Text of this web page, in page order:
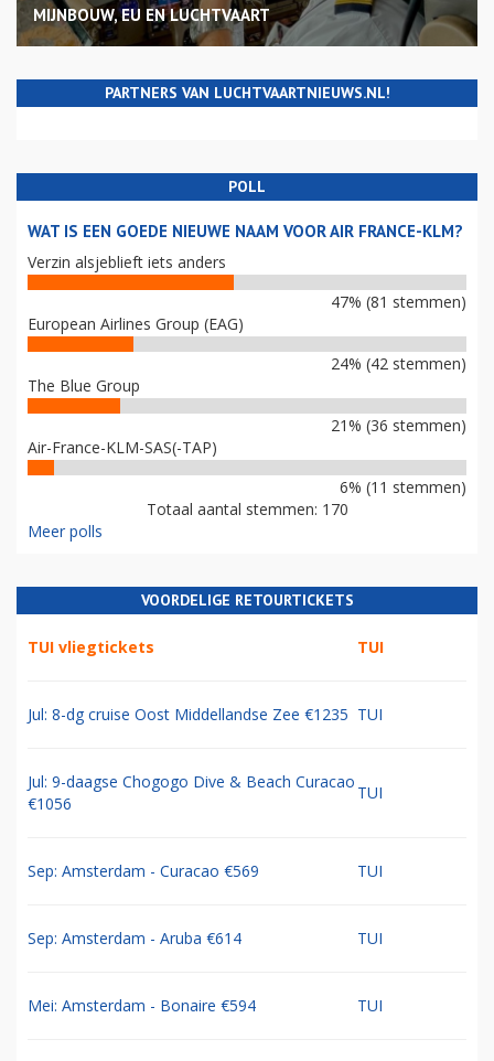
MIJNBOUW, EU EN LUCHTVAART
PARTNERS VAN LUCHTVAARTNIEUWS.NL!
POLL
WAT IS EEN GOEDE NIEUWE NAAM VOOR AIR FRANCE-KLM?
Verzin alsjeblieft iets anders
47% (81 stemmen)
European Airlines Group (EAG)
24% (42 stemmen)
The Blue Group
21% (36 stemmen)
Air-France-KLM-SAS(-TAP)
6% (11 stemmen)
Totaal aantal stemmen: 170
Meer polls
VOORDELIGE RETOURTICKETS
TUI vliegtickets TUI
Jul: 8-dg cruise Oost Middellandse Zee €1235 TUI
Jul: 9-daagse Chogogo Dive & Beach Curacao
€1056
TUI
Sep: Amsterdam - Curacao €569 TUI
Sep: Amsterdam - Aruba €614 TUI
Mei: Amsterdam - Bonaire €594 TUI